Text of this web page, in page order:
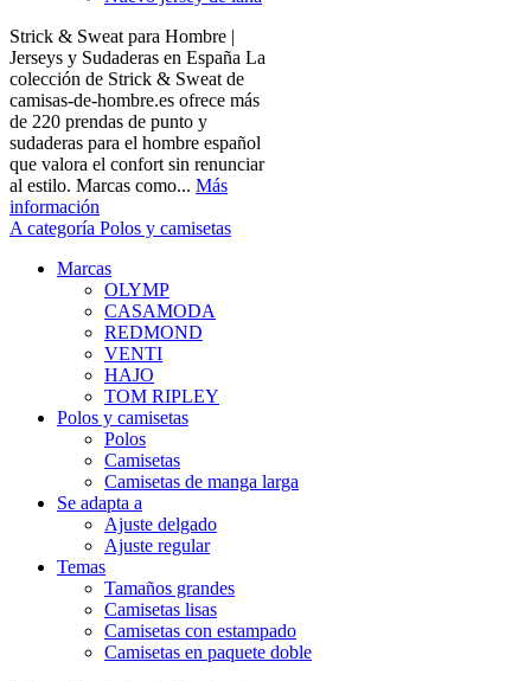
Strick & Sweat para Hombre |
Jerseys y Sudaderas en España La
colección de Strick & Sweat de
camisas-de-hombre.es ofrece más
de 220 prendas de punto y
sudaderas para el hombre español
que valora el confort sin renunciar
al estilo. Marcas como... Más
información
A categoría Polos y camisetas
Marcas
OLYMP
CASAMODA
REDMOND
VENTI
HAJO
TOM RIPLEY
Polos y camisetas
Polos
Camisetas
Camisetas de manga larga
Se adapta a
Ajuste delgado
Ajuste regular
Temas
Tamaños grandes
Camisetas lisas
Camisetas con estampado
Camisetas en paquete doble